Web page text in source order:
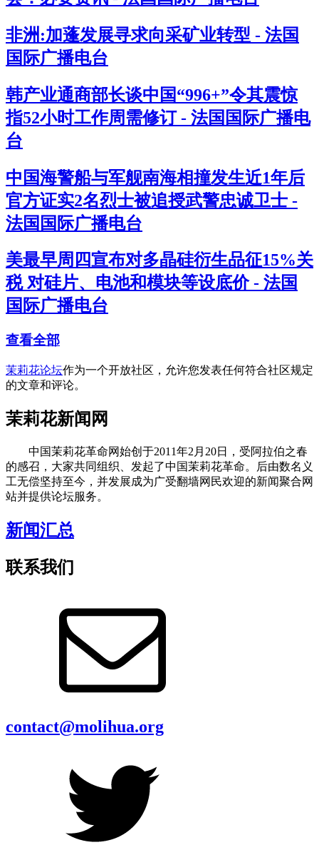
非洲:加蓬发展寻求向采矿业转型 - 法国
国际广播电台
韩产业通商部长谈中国“996+”令其震惊
指52小时工作周需修订 - 法国国际广播电
台
中国海警船与军舰南海相撞发生近1年后
官方证实2名烈士被追授武警忠诚卫士 -
法国国际广播电台
美最早周四宣布对多晶硅衍生品征15%关
税 对硅片、电池和模块等设底价 - 法国
国际广播电台
查看全部
茉莉花论坛作为一个开放社区，允许您发表任何符合社区规定
的文章和评论。
茉莉花新闻网
中国茉莉花革命网始创于2011年2月20日，受阿拉伯之春
的感召，大家共同组织、发起了中国茉莉花革命。后由数名义
工无偿坚持至今，并发展成为广受翻墙网民欢迎的新闻聚合网
站并提供论坛服务。
新闻汇总
联系我们
contact@molihua.org